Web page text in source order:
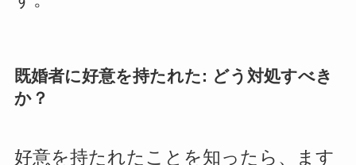
既婚者に好意を持たれた: どう対処すべき
か？
好意を持たれたことを知ったら、ます